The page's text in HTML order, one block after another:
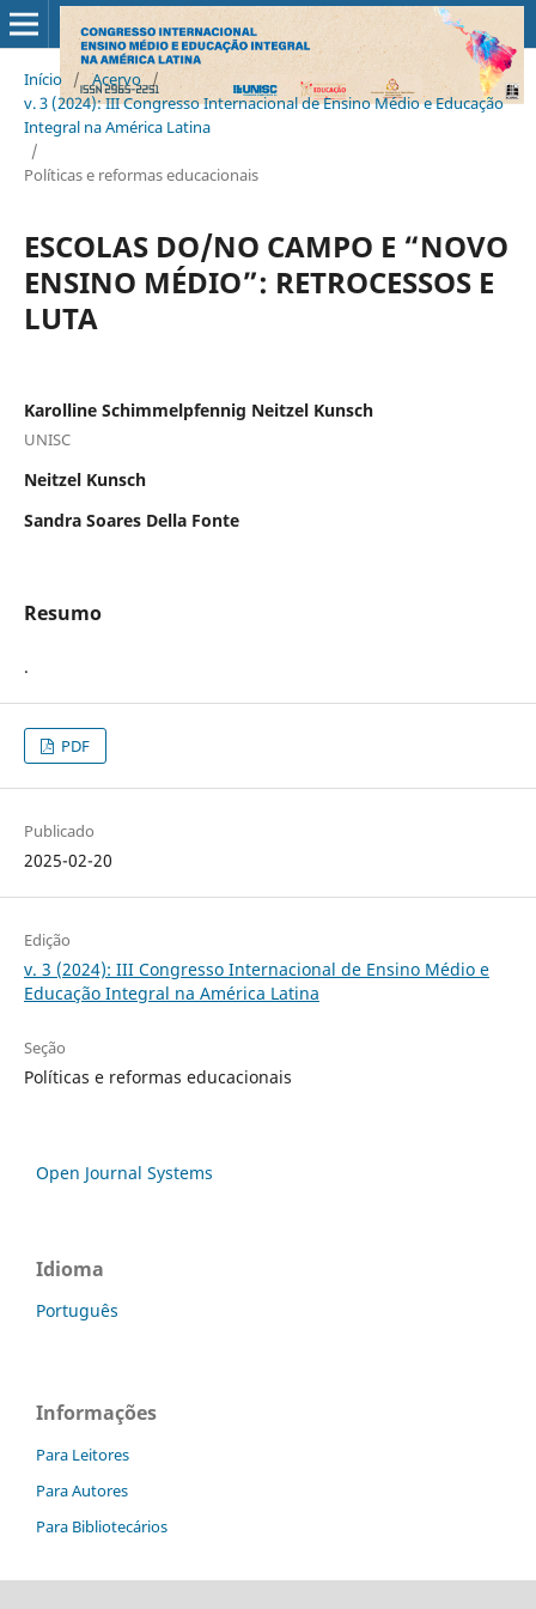
Início / Acervo /
v. 3 (2024): III Congresso Internacional de Ensino Médio e Educação
Integral na América Latina
/
Políticas e reformas educacionais
ESCOLAS DO/NO CAMPO E “NOVO
ENSINO MÉDIO”: RETROCESSOS E
LUTA
Karolline Schimmelpfennig Neitzel Kunsch
UNISC
Neitzel Kunsch
Sandra Soares Della Fonte
Resumo
.
PDF
Publicado
2025-02-20
Edição
v. 3 (2024): III Congresso Internacional de Ensino Médio e
Educação Integral na América Latina
Seção
Políticas e reformas educacionais
Open Journal Systems
Idioma
Português
Informações
Para Leitores
Para Autores
Para Bibliotecários